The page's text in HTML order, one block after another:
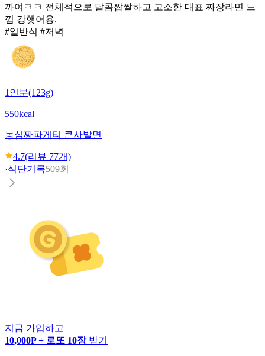
까여ㅋㅋ 전체적으로 달콤짭짤하고 고소한 대표 짜장라면 느
낌 강햇어용.
#일반식 #저녁
1인분(123g)
550kcal
농심짜파게티 큰사발면
4.7(리뷰 77개)
·식단기록509회
지금 가입하고
10,000P + 로또 10장 받기